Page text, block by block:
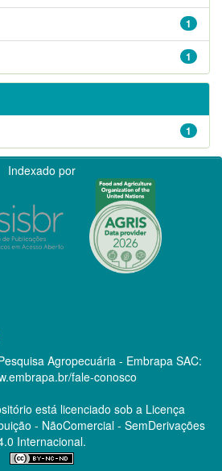
1
1
1
Indexado por
Agropecuária - Embrapa SAC:
fale-conosco
está licenciado sob a Licença
- NãoComercial - SemDerivações
Internacional.